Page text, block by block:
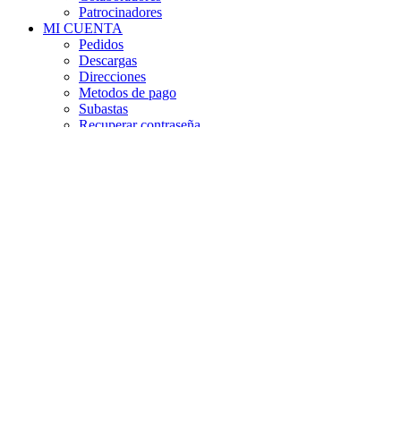
Patrocinadores
MI CUENTA
Pedidos
Descargas
Direcciones
Metodos de pago
Subastas
Recuperar contraseña